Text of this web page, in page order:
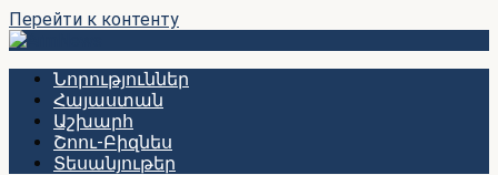
Перейти к контенту
Նորություններ
Հայաստան
Աշխարհ
Շոու-Բիզնես
Տեսանյութեր